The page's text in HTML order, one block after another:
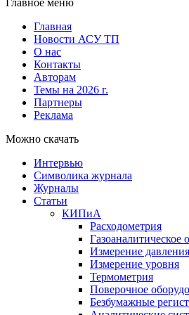
Главное меню
Главная
Новости АСУ ТП
О нас
Контакты
Авторам
Темы на 2026 г.
Партнеры
Реклама
Можно скачать
Интервью
Символика журнала
Журналы
Статьи
КИПиА
Расходометрия
Газоаналитическое
Измерение давления
Измерение уровня
Термометрия
Поверочное
Безбумажные